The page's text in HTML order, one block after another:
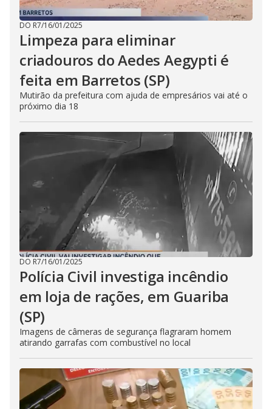
DO R7/16/01/2025
Limpeza para eliminar
criadouros do Aedes Aegypti é
feita em Barretos (SP)
Mutirão da prefeitura com ajuda de empresários vai até o
próximo dia 18
DO R7/16/01/2025
Polícia Civil investiga incêndio
em loja de rações, em Guariba
(SP)
Imagens de câmeras de segurança flagraram homem
atirando garrafas com combustível no local